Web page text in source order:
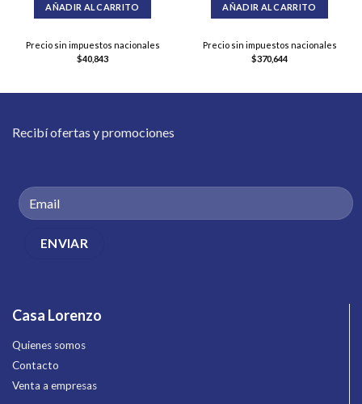
AÑADIR AL CARRITO
Precio sin impuestos nacionales
$40,843
AÑADIR AL CARRITO
Precio sin impuestos nacionales
$370,644
Recibí ofertas y promociones
Casa Lorenzo
Quienes somos
Contacto
Venta a empresas